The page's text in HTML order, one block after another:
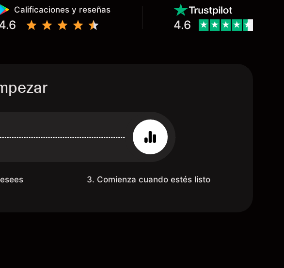
Calificaciones y reseñas
4.6
3. Comienza cuando estés listo